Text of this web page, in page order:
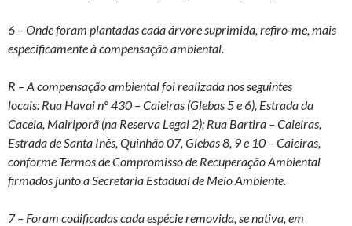
6 – Onde foram plantadas cada árvore suprimida, refiro-me, mais
especificamente à compensação ambiental.
R – A compensação ambiental foi realizada nos seguintes
locais: Rua Havai nº 430 – Caieiras (Glebas 5 e 6), Estrada da
Caceia, Mairiporã (na Reserva Legal 2); Rua Bartira – Caieiras,
Estrada de Santa Inês, Quinhão 07, Glebas 8, 9 e 10 – Caieiras,
conforme Termos de Compromisso de Recuperação Ambiental
firmados junto a Secretaria Estadual de Meio Ambiente.
7 – Foram codificadas cada espécie removida, se nativa, em